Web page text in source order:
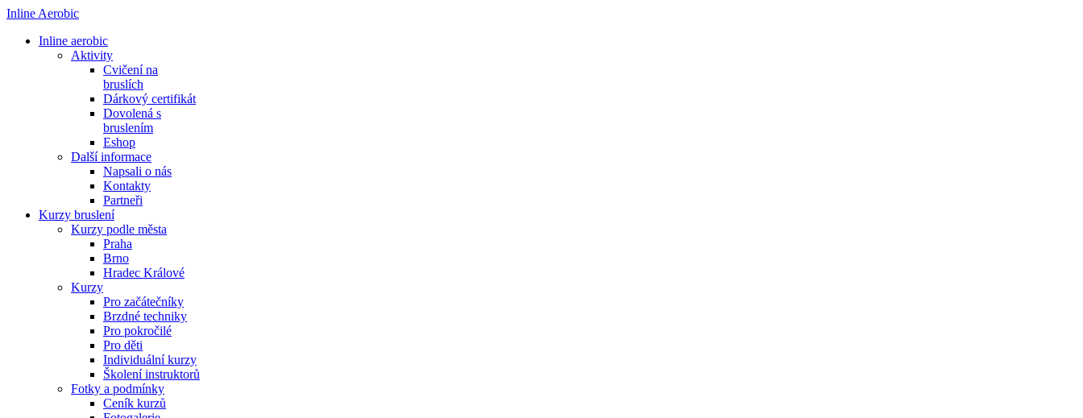
Inline Aerobic
Inline aerobic
Aktivity
Cvičení na
bruslích
Dárkový certifikát
Dovolená s
bruslením
Eshop
Další informace
Napsali o nás
Kontakty
Partneři
Kurzy bruslení
Kurzy podle města
Praha
Brno
Hradec Králové
Kurzy
Pro začátečníky
Brzdné techniky
Pro pokročilé
Pro děti
Individuální kurzy
Školení instruktorů
Fotky a podmínky
Ceník kurzů